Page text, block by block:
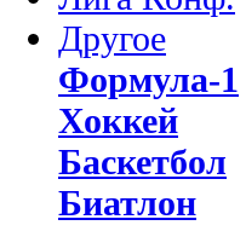
Другое
Формула-1
Хоккей
Баскетбол
Биатлон